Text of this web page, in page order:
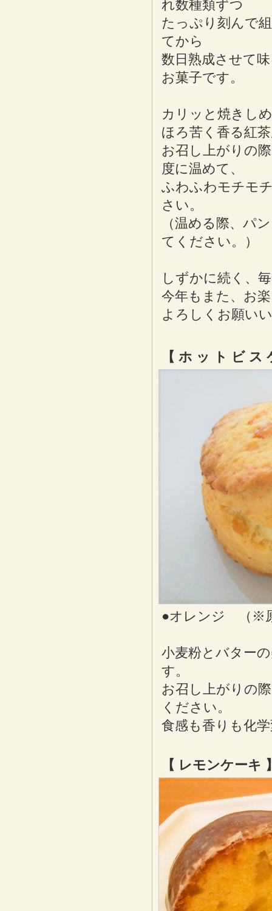
れ数種類ずつ
たっぷり刻んで
てから
数日熟成させて
お菓子です。
カリッと焼きし
ほろ苦く香る紅
お召し上がりの
度に温めて、
ふわふわモチモ
さい。
（温める際、パ
てください。）
しずかに続く、
今年もまた、お
よろしくお願い
【 ホ ッ ト ビ ス
●オレンジ （※
小麦粉とバター
す。
お召し上がりの
ください。
食感も香りも化
【 レモンケーキ